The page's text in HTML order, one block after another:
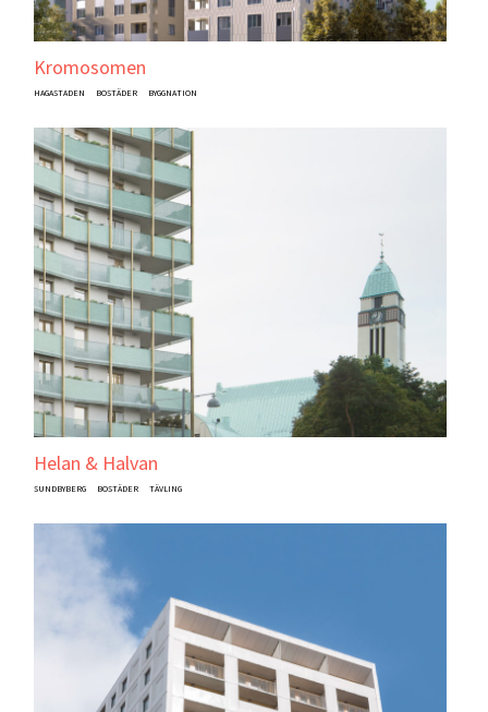
Kromosomen
HAGASTADEN BOSTÄDER BYGGNATION
Helan & Halvan
SUNDBYBERG BOSTÄDER TÄVLING